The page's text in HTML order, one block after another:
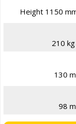
Height 1150
210
130
98